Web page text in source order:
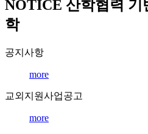
NOTICE 산학협력 기
학
공지사항
more
교외지원사업공고
more